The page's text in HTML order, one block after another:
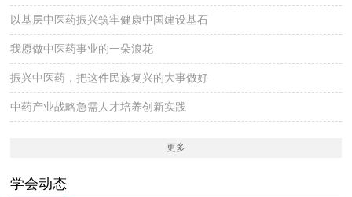
以基层中医药振兴筑牢健康中国建设基石
我愿做中医药事业的一朵浪花
振兴中医药，把这件民族复兴的大事做好
中药产业战略急需人才培养创新实践
更多
学会动态